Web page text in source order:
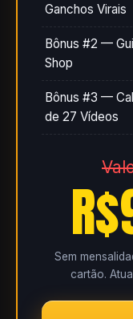
Ganchos Virais
Bônus #2 —
Shop
Bônus #3 —
de 27 Vídeos
Sem
cartão.